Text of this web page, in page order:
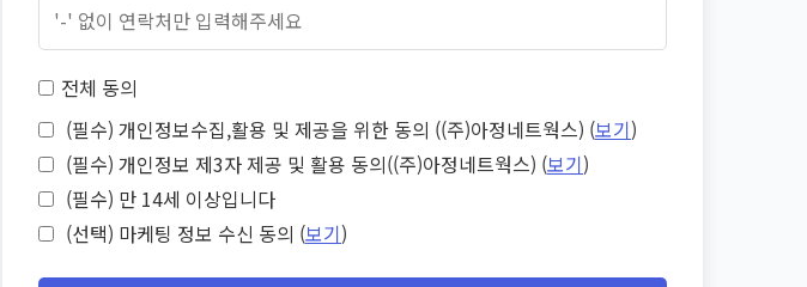
전체 동의
(필수) 개인정보수집,활용 및 제공을 위한 동의 ((주)아정네트웍스) (보기)
(필수) 개인정보 제3자 제공 및 활용 동의((주)아정네트웍스) (보기)
(필수) 만 14세 이상입니다
(선택) 마케팅 정보 수신 동의 (보기)